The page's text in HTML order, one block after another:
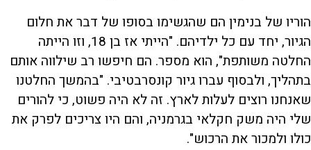
הוריו של בנימין הם שהגשימו בסופו של דבר את חלום
הגיור, יחד עם כל ילדיהם. "הייתי אז בן 18, וזו הייתה
החלטה משותפת", הוא מספר. הם חיפשו רב שילווה אותם
בתהליך, ולבסוף עברו גיור קונסרבטיבי. "בהמשך החלטנו
שאנחנו רוצים לעלות לארץ. זה לא היה פשוט, כי להורים
שלי היה משק חקלאי בגרמניה, והם היו צריכים לפרק את
כולו ולמכור את הרכוש".